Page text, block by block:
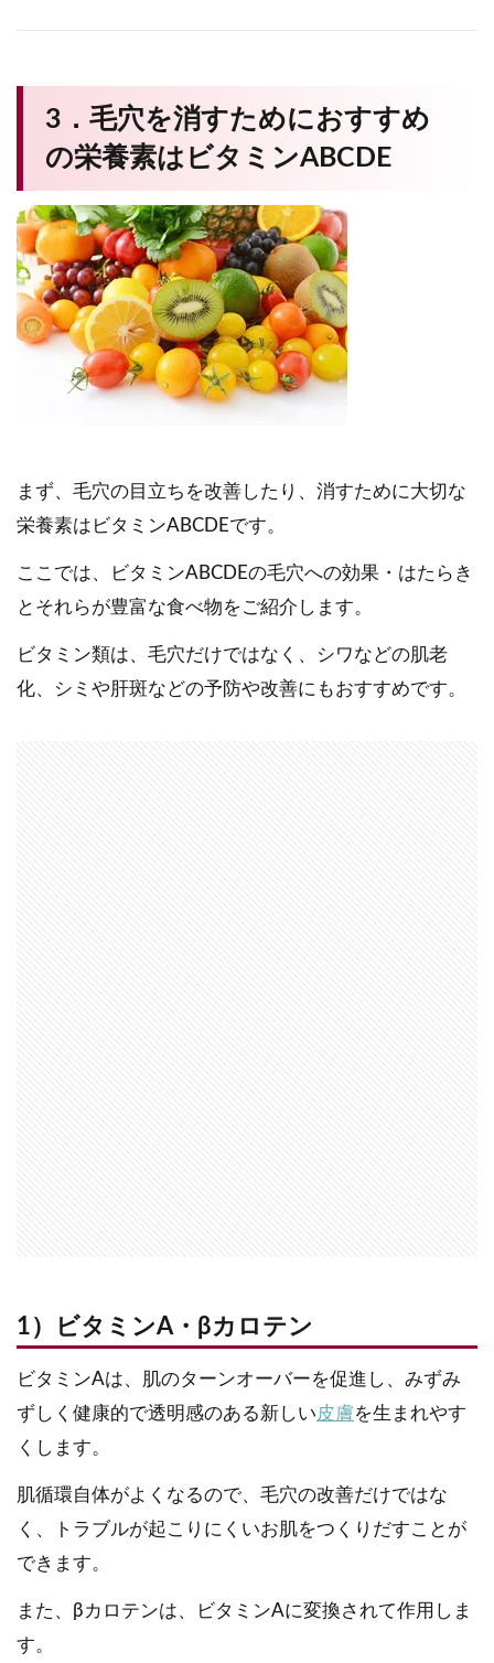
3．毛穴を消すためにおすすめ
の栄養素はビタミンABCDE
まず、毛穴の目立ちを改善したり、消すために大切な
栄養素はビタミンABCDEです。
ここでは、ビタミンABCDEの毛穴への効果・はたらき
とそれらが豊富な食べ物をご紹介します。
ビタミン類は、毛穴だけではなく、シワなどの肌老
化、シミや肝斑などの予防や改善にもおすすめです。
1）ビタミンA・βカロテン
ビタミンAは、肌のターンオーバーを促進し、みずみ
ずしく健康的で透明感のある新しい皮膚を生まれやす
くします。
肌循環自体がよくなるので、毛穴の改善だけではな
く、トラブルが起こりにくいお肌をつくりだすことが
できます。
また、βカロテンは、ビタミンAに変換されて作用しま
す。